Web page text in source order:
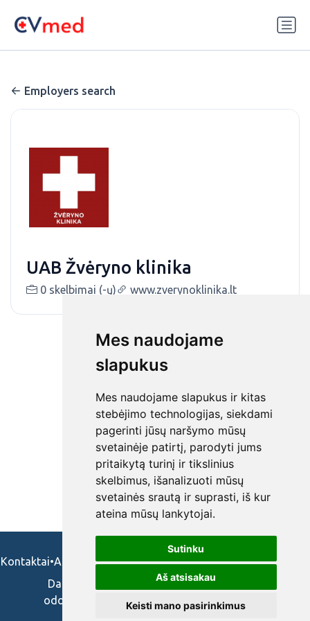
Mes naudojame
slapukus
Mes naudojame slapukus ir kitas
stebėjimo technologijas, siekdami
pagerinti jūsų naršymo mūsų
svetainėje patirtį, parodyti jums
pritaikytą turinį ir tikslinius
skelbimus, išanalizuoti mūsų
svetainės srautą ir suprasti, iš kur
ateina mūsų lankytojai.
Sutinku
Aš atsisakau
Keisti mano pasirinkimus
Employers search
UAB Žvėryno klinika
0 skelbimai (-ų) www.zverynoklinika.lt
Kontaktai•Apie mus•Naudojimosi taisykės•Privatumo politika
Darbo skelbimai ir pasiūlymai: gydytojams,
odontologams, slaugytojams, veterinarams,